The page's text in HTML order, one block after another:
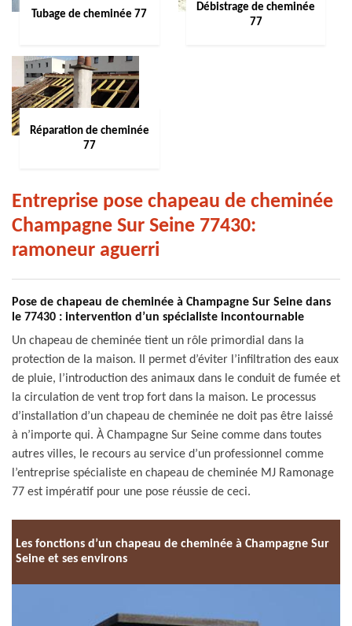
Tubage de cheminée 77
Débistrage de cheminée
77
Réparation de cheminée
77
Entreprise pose chapeau de cheminée
Champagne Sur Seine 77430:
ramoneur aguerri
Pose de chapeau de cheminée à Champagne Sur Seine dans
le 77430 : intervention d’un spécialiste incontournable
Un chapeau de cheminée tient un rôle primordial dans la
protection de la maison. Il permet d’éviter l’infiltration des eaux
de pluie, l’introduction des animaux dans le conduit de fumée et
la circulation de vent trop fort dans la maison. Le processus
d’installation d’un chapeau de cheminée ne doit pas être laissé
à n’importe qui. À Champagne Sur Seine comme dans toutes
autres villes, le recours au service d’un professionnel comme
l’entreprise spécialiste en chapeau de cheminée MJ Ramonage
77 est impératif pour une pose réussie de ceci.
Les fonctions d’un chapeau de cheminée à Champagne Sur
Seine et ses environs